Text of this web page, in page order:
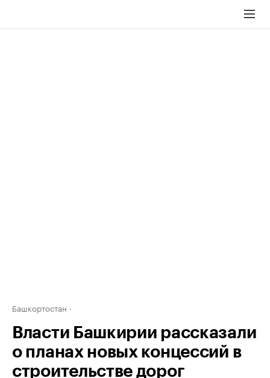
Башкортостан
Власти Башкирии рассказали
о планах новых концессий в
строительстве дорог